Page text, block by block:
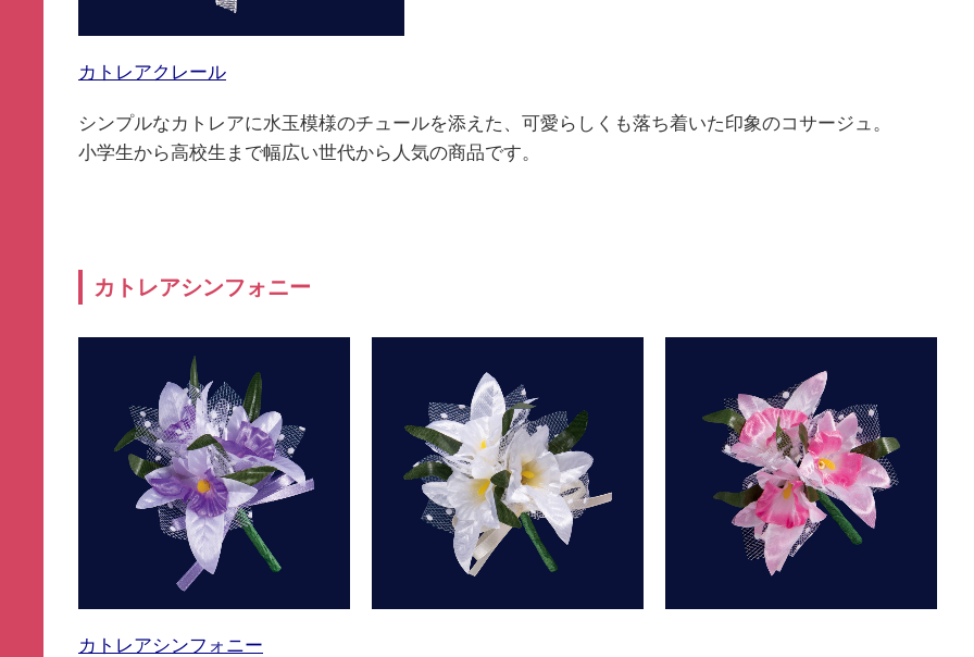
カトレアクレール
シンプルなカトレアに水玉模様のチュールを添えた、可愛らしくも落ち着いた印象のコサージュ。
小学生から高校生まで幅広い世代から人気の商品です。
カトレアシンフォニー
カトレアシンフォニー